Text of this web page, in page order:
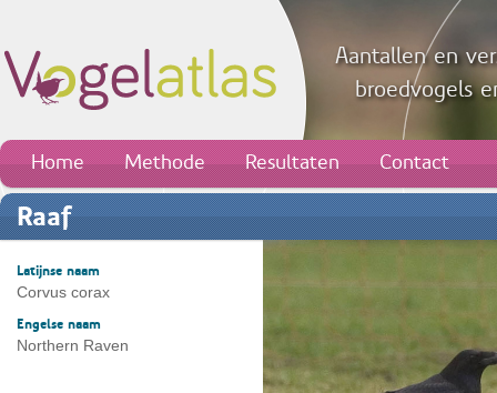
Aantallen en
broedvogels
Home Methode Resultaten Contact
Raaf
Latijnse naam
Corvus corax
Engelse naam
Northern Raven